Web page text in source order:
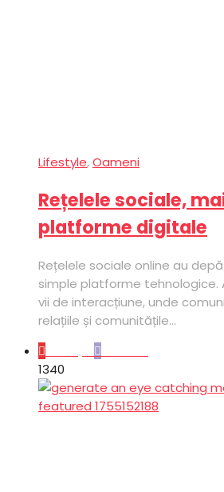
Lifestyle,Oameni
Rețelele sociale,
platforme digitale
Rețelele sociale online au
simple platforme tehnologice.
vii de interacțiune, unde
relațiile și comunitățile...
1340